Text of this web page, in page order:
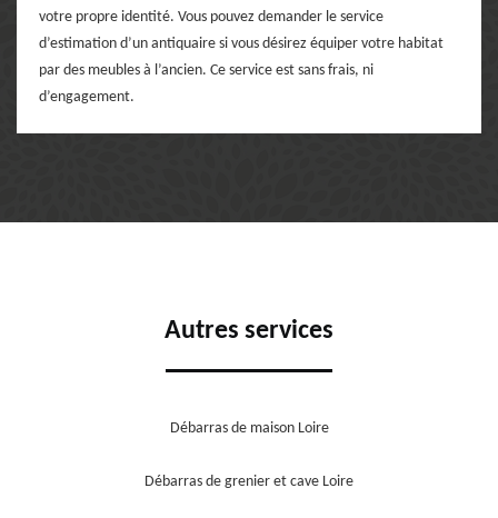
votre propre identité. Vous pouvez demander le service
d’estimation d’un antiquaire si vous désirez équiper votre habitat
par des meubles à l’ancien. Ce service est sans frais, ni
d’engagement.
Autres services
Débarras de maison Loire
Débarras de grenier et cave Loire